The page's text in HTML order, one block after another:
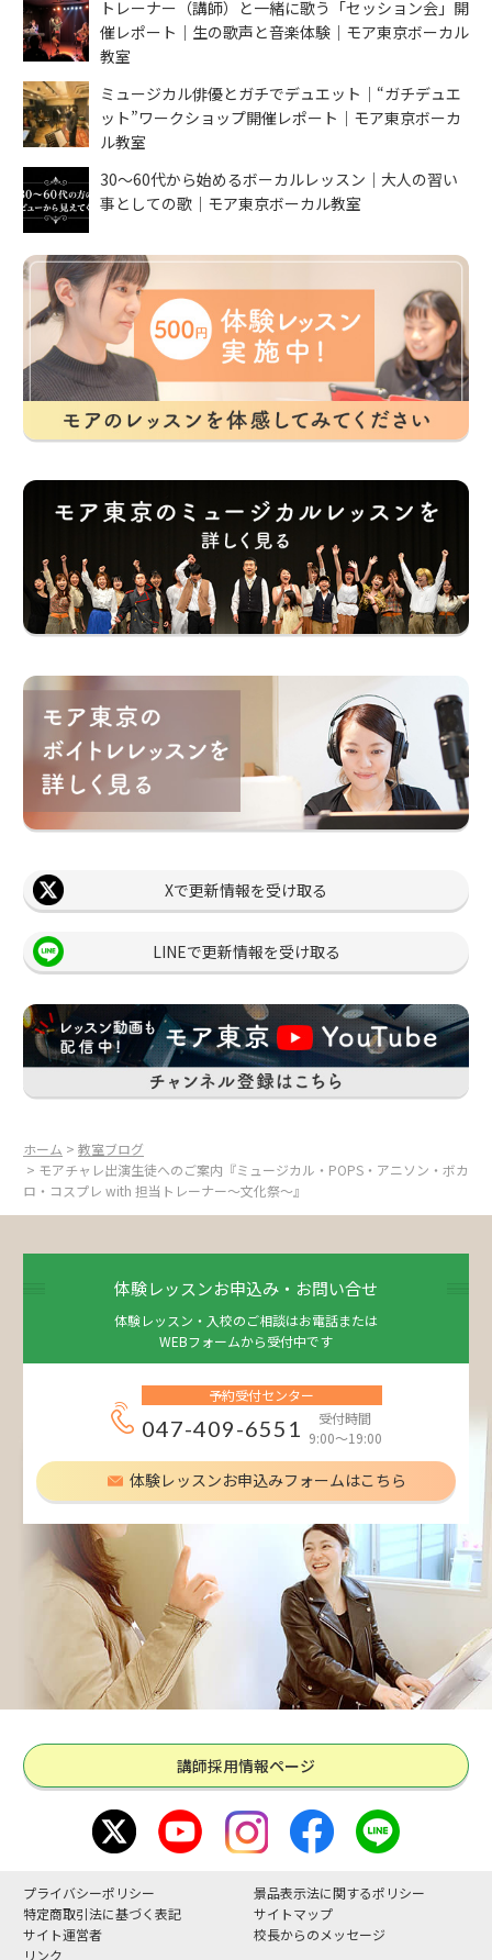
トレーナー（講師）と一緒に歌う「セッション会」開
催レポート｜生の歌声と音楽体験｜モア東京ボーカル
教室
ミュージカル俳優とガチでデュエット｜“ガチデュエ
ット”ワークショップ開催レポート｜モア東京ボーカ
ル教室
30〜60代から始めるボーカルレッスン｜大人の習い
事としての歌｜モア東京ボーカル教室
Xで更新情報を受け取る
LINEで更新情報を受け取る
ホーム > 教室ブログ
> モアチャレ出演生徒へのご案内『ミュージカル・POPS・アニソン・ボカ
ロ・コスプレ with 担当トレーナー～文化祭～』
体験レッスンお申込み・お問い合せ
体験レッスン・入校のご相談はお電話または
WEBフォームから受付中です
予約受付センター
047-409-6551
受付時間
9:00～19:00
体験レッスンお申込みフォームはこちら
講師採用情報ページ
プライバシーポリシー
景品表示法に関するポリシー
特定商取引法に基づく表記
サイトマップ
サイト運営者
校長からのメッセージ
リンク